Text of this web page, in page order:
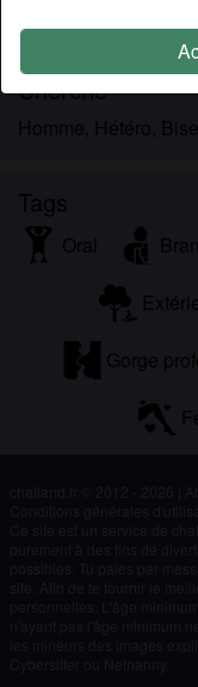
j’en ai déjà trop dit
Cherche
Homme, Hétéro,
Tags
Oral
Gorge